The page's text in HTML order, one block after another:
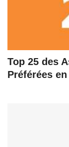
Top 25 des
Préférées en